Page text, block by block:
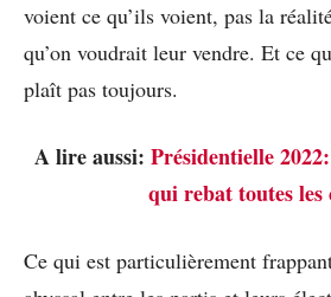
voient ce qu’ils voient, pas la
qu’on voudrait leur vendre. Et ce
plaît pas toujours.
A lire aussi: Présidentielle
qui rebat toutes les
Ce qui est particulièrement